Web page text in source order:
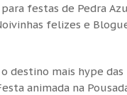
festas de Pedra
felizes e
destino mais hype
animada na